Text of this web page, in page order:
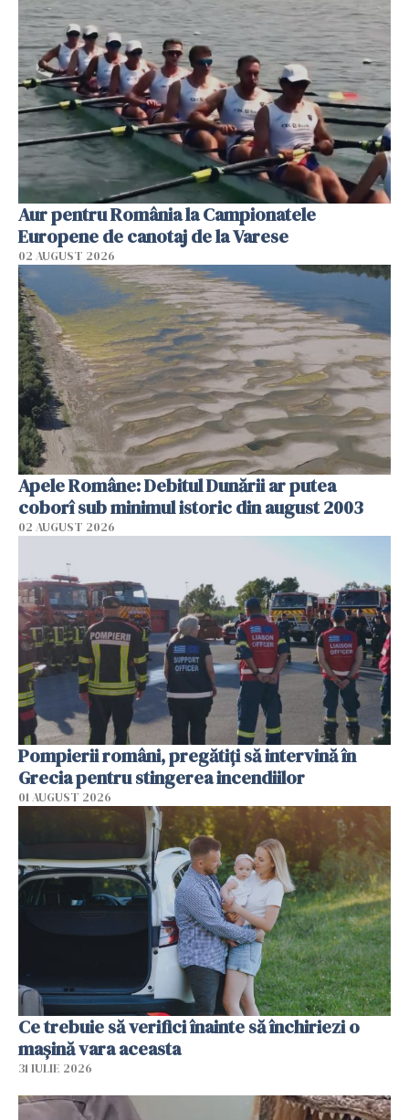
Aur pentru România la Campionatele
Europene de canotaj de la Varese
02 AUGUST 2026
Apele Române: Debitul Dunării ar putea
coborî sub minimul istoric din august 2003
02 AUGUST 2026
Pompierii români, pregătiţi să intervină în
Grecia pentru stingerea incendiilor
01 AUGUST 2026
Ce trebuie să verifici înainte să închiriezi o
mașină vara aceasta
31 IULIE 2026